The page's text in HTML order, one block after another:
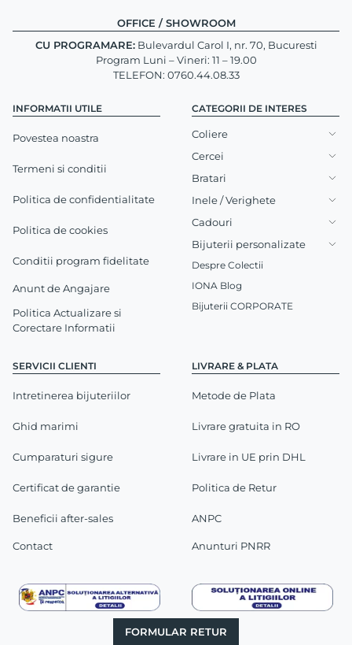
INFORMATII UTILE
Povestea noastra
Termeni si conditii
Politica de confidentialitate
Politica de cookies
Conditii program fidelitate
Anunt de Angajare
Politica Actualizare si
Corectare Informatii
SERVICII CLIENTI
Intretinerea bijuteriilor
Ghid marimi
Cumparaturi sigure
Certificat de garantie
Beneficii after-sales
Contact
LIVRARE & PLATA
Metode de Plata
Livrare gratuita in RO
Livrare in UE prin DHL
Politica de Retur
ANPC
Anunturi PNRR
OFFICE / SHOWROOM
CU PROGRAMARE:Bulevardul Carol I, nr. 70, Bucuresti
Program Luni – Vineri: 11 – 19.00
TELEFON: 0760.44.08.33
CATEGORII DE INTERES
Coliere
Cercei
Bratari
Inele / Verighete
Cadouri
Bijuterii personalizate
Despre Colectii
IONA Blog
Bijuterii CORPORATE
FORMULAR RETUR